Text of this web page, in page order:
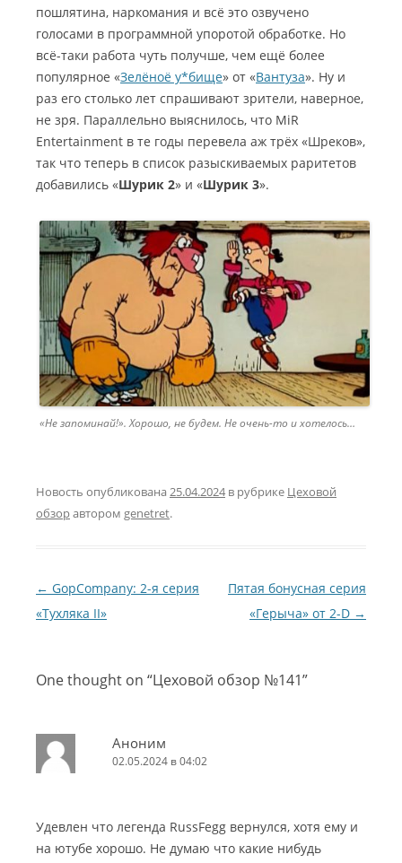
пошлятина, наркомания и всё это озвучено
голосами в программной упоротой обработке. Но
всё-таки работа чуть получше, чем ещё более
популярное «Зелёноё у*бище» от «Вантуза». Ну и
раз его столько лет спрашивают зрители, наверное,
не зря. Параллельно выяснилось, что MiR
Entertainment в те годы перевела аж трёх «Шреков»,
так что теперь в список разыскиваемых раритетов
добавились «Шурик 2» и «Шурик 3».
«Не запоминай!». Хорошо, не будем. Не очень-то и хотелось…
Новость опубликована25.04.2024 в рубрике Цеховой
обзоравтором genetret.
Навигация по записям
← GopCompany: 2-я серия
«Тухляка II»
Пятая бонусная серия
«Герыча» от 2-D →
One thought on “Цеховой обзор №141”
Аноним
02.05.2024 в 04:02
Удевлен что легенда RussFegg вернулся, хотя ему и
на ютубе хорошо. Не думаю что какие нибудь